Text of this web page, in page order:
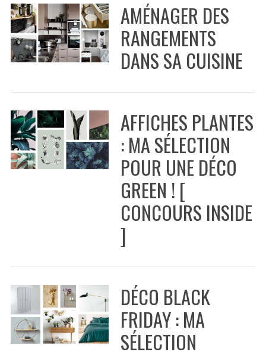
AMÉNAGER DES
RANGEMENTS
DANS SA CUISINE
AFFICHES PLANTES
: MA SÉLECTION
POUR UNE DÉCO
GREEN ! [
CONCOURS INSIDE
]
DÉCO BLACK
FRIDAY : MA
SÉLECTION
e
a
r
c
f
r
: